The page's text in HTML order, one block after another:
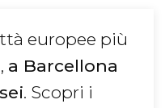
europee più
a Barcellona
. Scopri i